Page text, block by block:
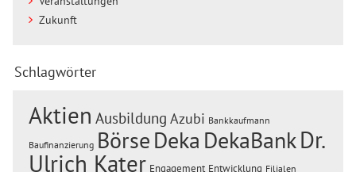
Zukunft
Schlagwörter
Aktien Ausbildung Azubi Bankkaufmann
Baufinanzierung BörseDeka DekaBankDr.
Ulrich Kater Engagement Entwicklung Filialen